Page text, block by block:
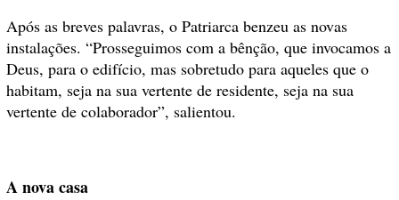
Após as breves palavras, o Patriarca benzeu as novas
instalações. “Prosseguimos com a bênção, que invocamos a
Deus, para o edifício, mas sobretudo para aqueles que o
habitam, seja na sua vertente de residente, seja na sua
vertente de colaborador”, salientou.
A nova casa